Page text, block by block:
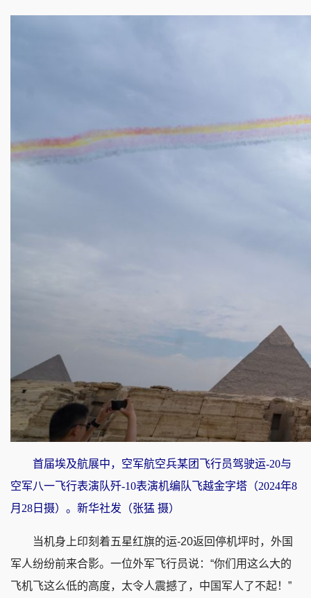
首届埃及航展中，空军航空兵某团飞行员驾驶运-20与
空军八一飞行表演队歼-10表演机编队飞越金字塔（2024年8
月28日摄）。新华社发（张猛 摄）
当机身上印刻着五星红旗的运-20返回停机坪时，外国
军人纷纷前来合影。一位外军飞行员说：“你们用这么大的
飞机飞这么低的高度，太令人震撼了，中国军人了不起！”